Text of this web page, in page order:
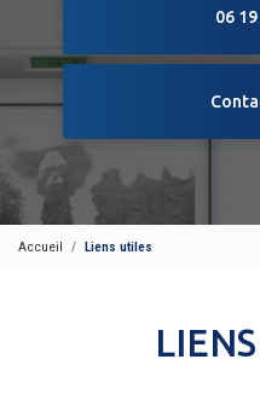
06
Accueil Liens utiles